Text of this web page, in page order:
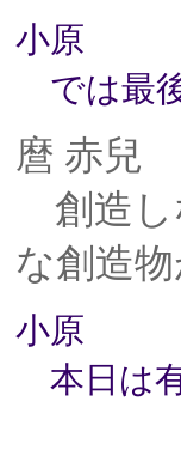
小原
では最
麿 赤兒
創造し
な創造
小原
本日は